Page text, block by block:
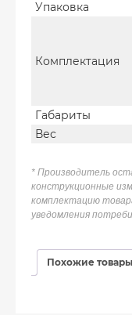
Упаковка
Комплектация
Габариты
Вес
* Производитель
конструкционные
комплектацию
уведомления
Похожие товары